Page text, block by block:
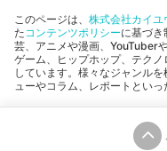
このページは、 株式会社カイユ
た コンテンツポリシーに基づき
芸、アニメや漫画、YouTuber
ゲーム、ヒップホップ、テク
しています。様々なジャンル
ューやコラム、レポートといっ